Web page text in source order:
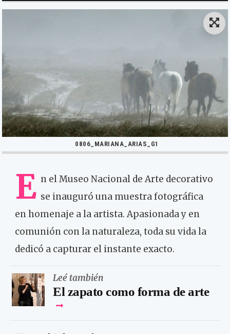
0806_MARIANA_ARIAS_G1
E n el Museo Nacional de Arte decorativo
se inauguró una muestra fotográfica
en homenaje a la artista. Apasionada y en
comunión con la naturaleza, toda su vida la
dedicó a capturar el instante exacto.
Leé también
El zapato como forma de arte